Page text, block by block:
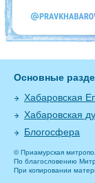
Основные
Хабаровская
Хабаровская
Блогосфера
© Приамурская
По благословению
При копировании